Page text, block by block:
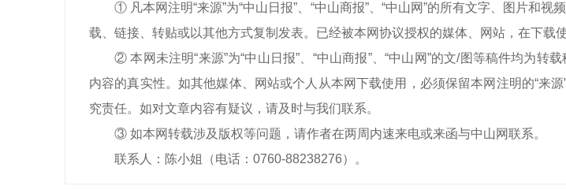
① 凡本网注明“来源”为“中山日报”、“中山商报”、“中山网”的所有文字、图片和
载、链接、转贴或以其他方式复制发表。已经被本网协议授权的媒体、网站，在下载
② 本网未注明“来源”为“中山日报”、“中山商报”、“中山网”的文/图等稿件均为
内容的真实性。如其他媒体、网站或个人从本网下载使用，必须保留本网注明的“来
究责任。如对文章内容有疑议，请及时与我们联系。
③ 如本网转载涉及版权等问题，请作者在两周内速来电或来函与中山网联系。
联系人：陈小姐（电话：0760-88238276）。